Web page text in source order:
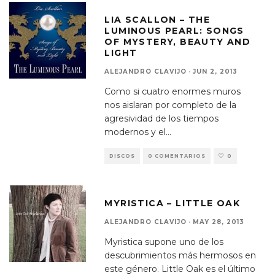
LIA SCALLON – THE
LUMINOUS PEARL: SONGS
OF MYSTERY, BEAUTY AND
LIGHT
ALEJANDRO CLAVIJO · JUN 2, 2013
Como si cuatro enormes muros
nos aislaran por completo de la
agresividad de los tiempos
modernos y el...
DISCOS 0 COMENTARIOS 0
MYRISTICA – LITTLE OAK
ALEJANDRO CLAVIJO · MAY 28, 2013
Myristica supone uno de los
descubrimientos más hermosos en
este género. Little Oak es el último